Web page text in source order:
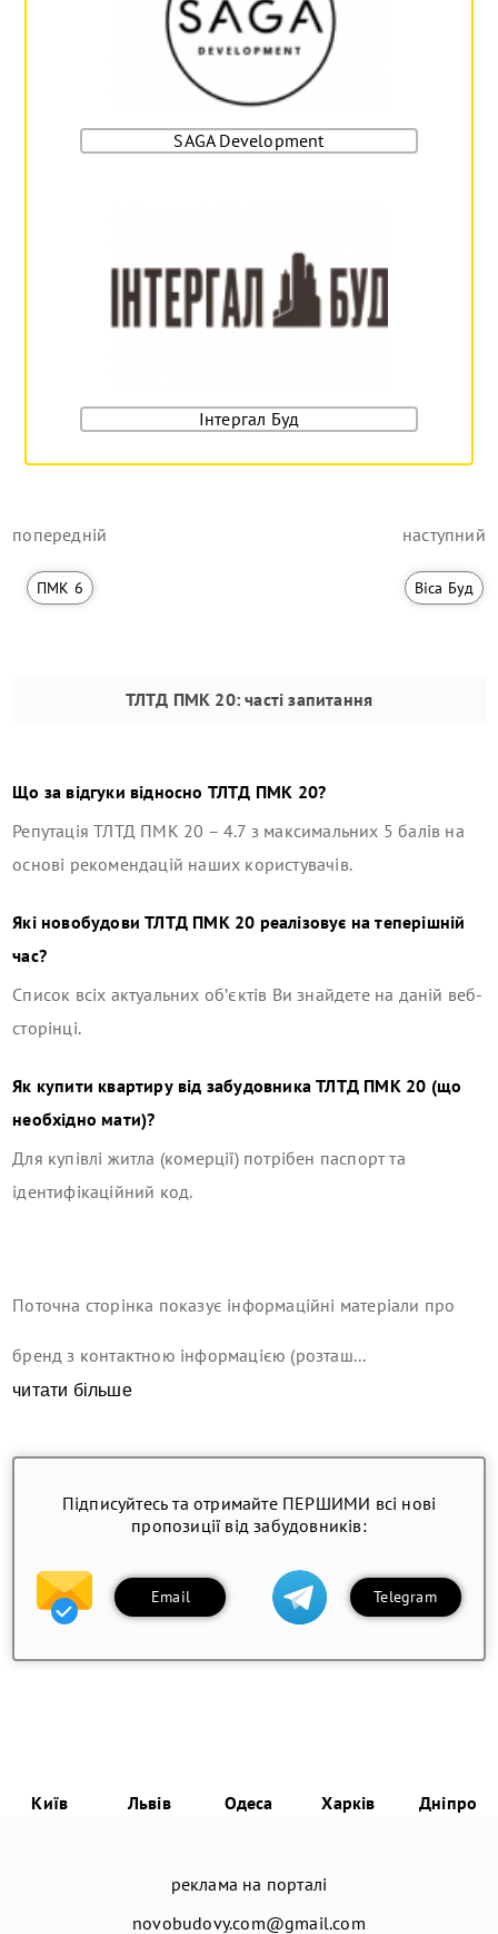
SAGA Development
Інтергал Буд
попередній
ПМК 6
наступний
Віса Буд
ТЛТД ПМК 20: часті запитання
Що за відгуки відносно ТЛТД ПМК 20?
РепутаціяТЛТД ПМК 20 –4.7 з максимальних 5 балів на
основі рекомендацій наших користувачів.
Які новобудовиТЛТД ПМК 20 реалізовує на теперішній
час?
Список всіх актуальних об’єктів Ви знайдете на даній веб-
сторінці.
Як купити квартиру від забудовникаТЛТД ПМК 20 (що
необхідно мати)?
Для купівлі житла (комерції) потрібен паспорт та
ідентифікаційний код.
Поточна сторінка показує інформаційні матеріали про
бренд з контактною інформацією (розташ...
читати більше
Підписуйтесь та отримайте ПЕРШИМИ всі нові
пропозиції від забудовників:
Email Telegram
Київ Львів Одеса Харків Дніпро
реклама на порталі
novobudovy.com@gmail.com